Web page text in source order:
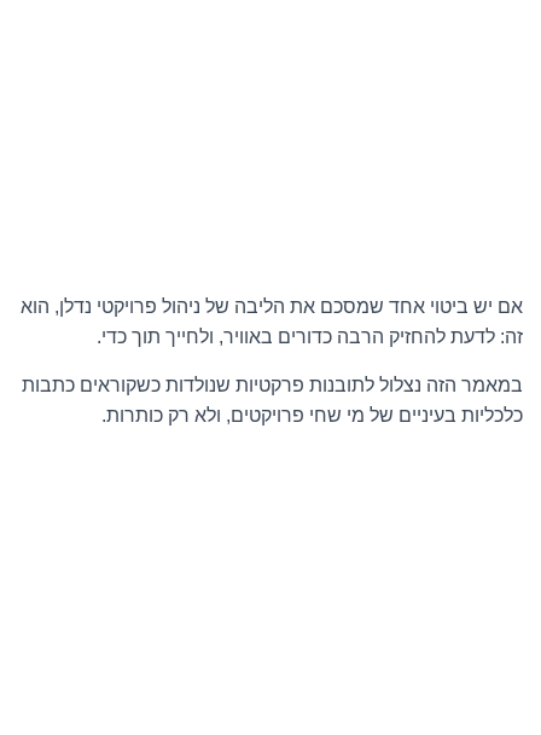
אם יש ביטוי אחד שמסכם את הליבה של ניהול פרויקטי נדלן, הוא
זה: לדעת להחזיק הרבה כדורים באוויר, ולחייך תוך כדי.
במאמר הזה נצלול לתובנות פרקטיות שנולדות כשקוראים כתבות
כלכליות בעיניים של מי שחי פרויקטים, ולא רק כותרות.